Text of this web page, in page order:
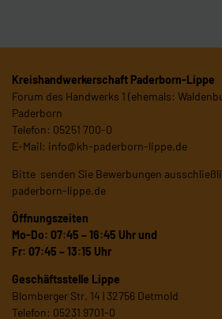
Kreishandwerkerschaft Paderborn-Lippe
Forum des Handwerks 1 (ehemals:
Paderborn
Telefon: 05251 700-0
E-Mail: info@kh-paderborn-lippe.de
Bitte senden Sie Bewerbungen
paderborn-lippe.de
Öffnungszeiten
Mo-Do: 07:45 – 16:45 Uhr und
Fr: 07:45 – 13:15 Uhr
Geschäftsstelle Lippe
Blomberger Str. 14 | 32756 Detmold
Telefon: 05231 9701-0